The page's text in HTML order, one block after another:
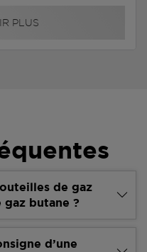
PLUS
de gaz
butane ?
d’une